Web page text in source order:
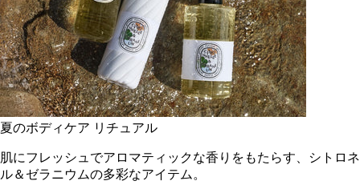
夏のボディケア リチュアル
肌にフレッシュでアロマティックな香りをもたらす、シトロネ
ル＆ゼラニウムの多彩なアイテム。